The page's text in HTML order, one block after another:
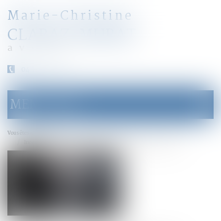
Marie-Christine
CLARAZ-MURAT
avocat
le
menu
MENU
Vous êtes ici :